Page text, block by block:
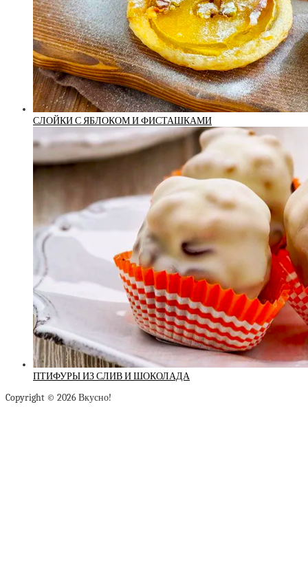
СЛОЙКИ С ЯБЛОКОМ И ФИСТАШКАМИ
ПТИФУРЫ ИЗ СЛИВ И ШОКОЛАДА
Copyright © 2026 Вкусно!